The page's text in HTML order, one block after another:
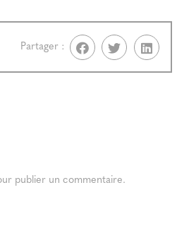
Partager :
publier un commentaire.